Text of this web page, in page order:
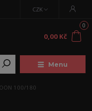
Menu
CZK
0
0,00 Kč
100/180